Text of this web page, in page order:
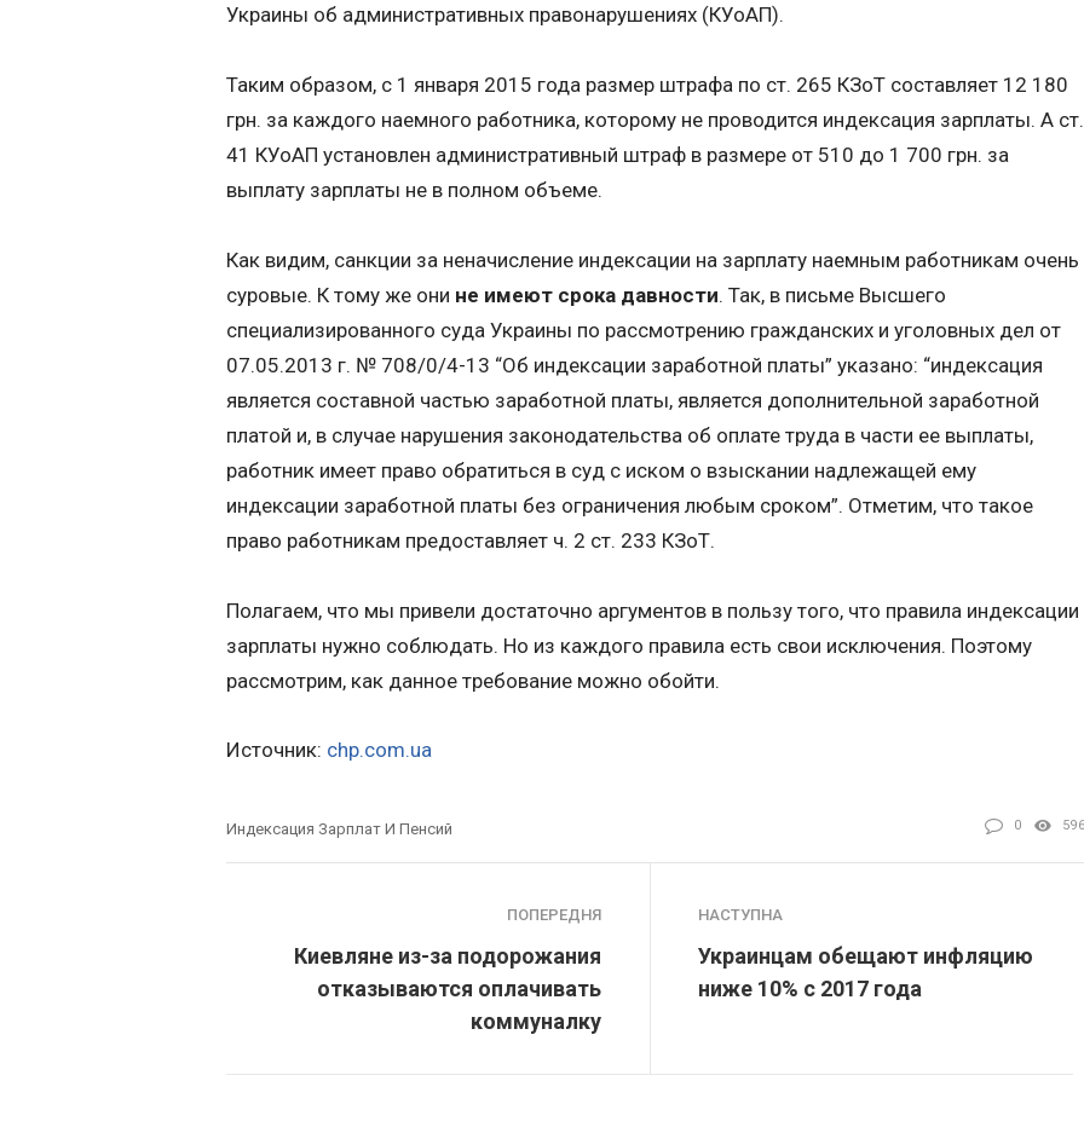
Украины об административных правонарушениях (КУоАП).
Таким образом, с 1 января 2015 года размер штрафа по ст. 265 КЗоТ составляет 12 180
грн. за каждого наемного работника, которому не проводится индексация зарплаты. А ст.
41 КУоАП установлен административный штраф в размере от 510 до 1 700 грн. за
выплату зарплаты не в полном объеме.
Как видим, санкции за неначисление индексации на зарплату наемным работникам очень
суровые. К тому же они не имеют срока давности. Так, в письме Высшего
специализированного суда Украины по рассмотрению гражданских и уголовных дел от
07.05.2013 г. № 708/0/4-13 “Об индексации заработной платы” указано: “индексация
является составной частью заработной платы, является дополнительной заработной
платой и, в случае нарушения законодательства об оплате труда в части ее выплаты,
работник имеет право обратиться в суд с иском о взыскании надлежащей ему
индексации заработной платы без ограничения любым сроком”. Отметим, что такое
право работникам предоставляет ч. 2 ст. 233 КЗоТ.
Полагаем, что мы привели достаточно аргументов в пользу того, что правила индексации
зарплаты нужно соблюдать. Но из каждого правила есть свои исключения. Поэтому
рассмотрим, как данное требование можно обойти.
Источник: chp.com.ua
Индексация Зарплат И Пенсий 0 596
ПОПЕРЕДНЯ
Киевляне из-за подорожания
отказываются оплачивать
коммуналку
НАСТУПНА
Украинцам обещают инфляцию
ниже 10% с 2017 года